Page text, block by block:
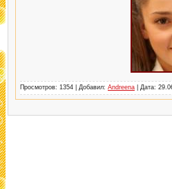
Просмотров: 1354 | Добавил: Andreena | Дата: